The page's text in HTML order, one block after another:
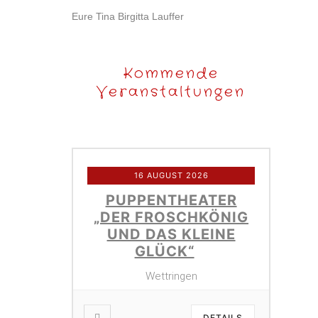
Eure Tina Birgitta Lauffer
Kommende
Veranstaltungen
16 AUGUST 2026
PUPPENTHEATER
„DER FROSCHKÖNIG
UND DAS KLEINE
GLÜCK“
Wettringen